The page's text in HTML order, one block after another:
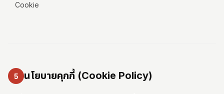
Cookie
5 นโยบายคุกกี้ (Cookie Policy)